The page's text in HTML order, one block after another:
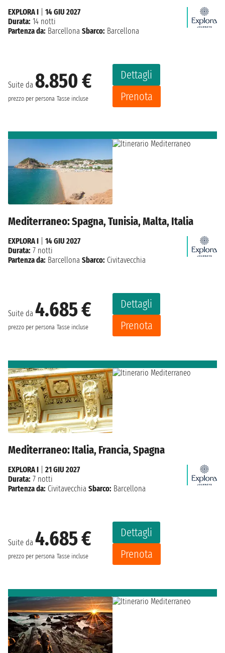
Suite da 8.850 €
prezzo per persona Tasse incluse
Dettagli
Prenota
EXPLORA I
14 GIU 2027
Durata: 14 notti
Partenza da: Barcellona Sbarco: Barcellona
Mediterraneo: Spagna, Tunisia, Malta, Italia
Suite da 4.685 €
prezzo per persona Tasse incluse
Dettagli
Prenota
EXPLORA I
14 GIU 2027
Durata: 7 notti
Partenza da: Barcellona Sbarco: Civitavecchia
Mediterraneo: Italia, Francia, Spagna
Suite da 4.685 €
prezzo per persona Tasse incluse
Dettagli
Prenota
EXPLORA I
21 GIU 2027
Durata: 7 notti
Partenza da: Civitavecchia Sbarco: Barcellona